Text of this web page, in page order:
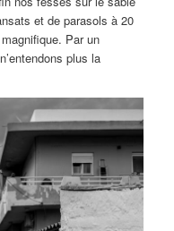
et de parasols à 20
Par un
plus la